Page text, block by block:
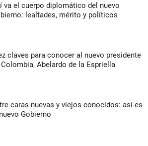
va el cuerpo diplomático del nuevo
lealtades, mérito y políticos
claves para conocer al nuevo presidente
Colombia, Abelardo de la Espriella
caras nuevas y viejos conocidos: así es
Gobierno